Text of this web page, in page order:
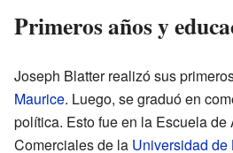
Primeros años y
Joseph Blatter realizó sus
Maurice. Luego, se graduó en
política. Esto fue en la Escuela de
Comerciales de la Universidad de